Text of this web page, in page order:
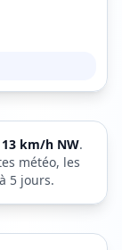
13 km/h NW.
météo, les
5 jours.